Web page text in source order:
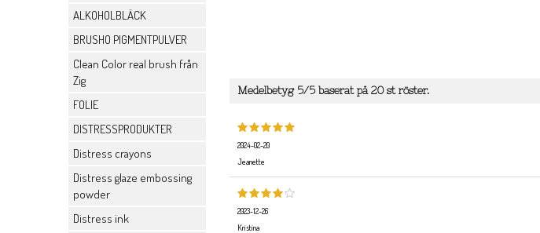
ALKOHOLBLÄCK
BRUSHO PIGMENTPULVER
Clean Color real brush från
Zig
FOLIE
DISTRESSPRODUKTER
Distress crayons
Distress glaze embossing
powder
Distress ink
Medelbetyg 5/5 baserat på 20st röster.
2024-02-20
Jeanette
2023-12-26
Kristina